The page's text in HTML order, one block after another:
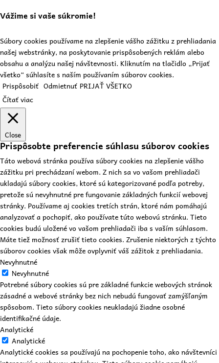
Vážime si vaše súkromie!
Súbory cookies používame na zlepšenie vášho zážitku z prehliadania
našej webstránky, na poskytovanie prispôsobených reklám alebo
obsahu a analýzu našej návštevnosti. Kliknutím na tlačidlo „Prijať
všetko“ súhlasíte s naším používaním súborov cookies.
Prispôsobiť Odmietnuť PRIJAŤ VŠETKO
Čítať viac
Close
Prispôsobte preferencie súhlasu súborov cookies
Táto webová stránka používa súbory cookies na zlepšenie vášho
zážitku pri prechádzaní webom. Z nich sa vo vašom prehliadači
ukladajú súbory cookies, ktoré sú kategorizované podľa potreby,
pretože sú nevyhnutné pre fungovanie základných funkcií webovej
stránky. Používame aj cookies tretích strán, ktoré nám pomáhajú
analyzovať a pochopiť, ako používate túto webovú stránku. Tieto
cookies budú uložené vo vašom prehliadači iba s vaším súhlasom.
Máte tiež možnosť zrušiť tieto cookies. Zrušenie niektorých z týchto
súborov cookies však môže ovplyvniť váš zážitok z prehliadania.
Nevyhnutné
Nevyhnutné
Potrebné súbory cookies sú pre základné funkcie webových stránok
zásadné a webové stránky bez nich nebudú fungovať zamýšľaným
spôsobom. Tieto súbory cookies neukladajú žiadne osobné
identifikačné údaje.
Analytické
Analytické
Analytické cookies sa používajú na pochopenie toho, ako návštevníci